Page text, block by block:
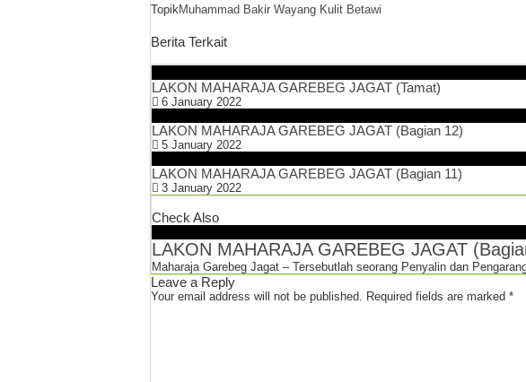
Topik Muhammad Bakir Wayang Kulit Betawi
Berita Terkait
LAKON MAHARAJA GAREBEG JAGAT (Tamat)
6 January 2022
LAKON MAHARAJA GAREBEG JAGAT (Bagian 12)
5 January 2022
LAKON MAHARAJA GAREBEG JAGAT (Bagian 11)
3 January 2022
Check Also
LAKON MAHARAJA GAREBEG JAGAT
Maharaja Garebeg Jagat – Tersebutlah seorang Penyalin dan
Leave a Reply
Your email address will not be published. Required fields are marked *